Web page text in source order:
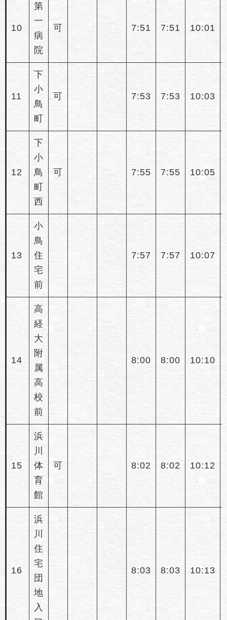
10
第
一
病
院
可 7:51 7:51 10:01
11
下
小
鳥
町
可 7:53 7:53 10:03
12
下
小
鳥
町
西
可 7:55 7:55 10:05
13
小
鳥
住
宅
前
7:57 7:57 10:07
14
高
経
大
附
属
高
校
前
8:00 8:00 10:10
15
浜
川
体
育
館
可 8:02 8:02 10:12
16
浜
川
住
宅
団
地
入
8:03 8:03 10:13